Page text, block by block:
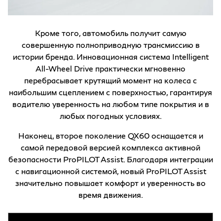
Кроме того, автомобиль получит самую
совершенную полноприводную трансмиссию в
истории бренда. Инновационная система Intelligent
All-Wheel Drive практически мгновенно
перебрасывает крутящий момент на колеса с
наибольшим сцеплением с поверхностью, гарантируя
водителю уверенность на любом типе покрытия и в
любых погодных условиях.
Наконец, второе поколение QX60 оснащается и
самой передовой версией комплекса активной
безопасности ProPILOT Assist. Благодаря интеграции
с навигационной системой, новый ProPILOT Assist
значительно повышает комфорт и уверенность во
время движения.